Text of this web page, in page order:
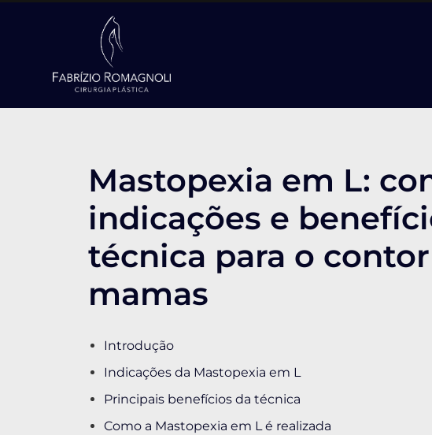
Mastopexia em L:
indicações e
técnica para o
mamas
Introdução
Indicações da Mastopexia em L
Principais benefícios da técnica
Como a Mastopexia em L é realizada